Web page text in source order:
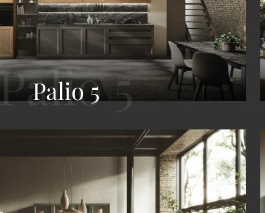
Palio 5